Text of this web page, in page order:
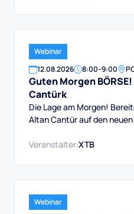
Webinar
12.08.2026 8:00–9:00
Guten Morgen
Cantürk
Die Lage am Morgen!
Altan Cantür auf den
Veranstalter:XTB
Webinar